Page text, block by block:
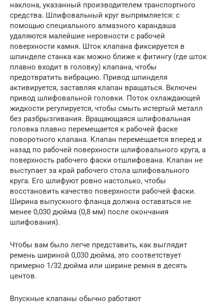
наклона, указанный производителем транспортного
средства. Шлифовальный круг выпрямляется: с
помощью специального алмазного карандаша
удаляются малейшие неровности с рабочей
поверхности камня. Шток клапана фиксируется в
шпинделе станка как можно ближе к фитингу (где шток
плавно входит в головку) клапана, чтобы
предотвратить вибрацию. Привод шпинделя
активируется, заставляя клапан вращаться. Включен
привод шлифовальной головки. Поток охлаждающей
жидкости регулируется, чтобы смыть истертый металл
без разбрызгивания. Вращающаяся шлифовальная
головка плавно перемещается к рабочей фаске
поворотного клапана. Клапан перемещается вперед и
назад по рабочей поверхности шлифовального круга, а
поверхность рабочего фаски отшлифована. Клапан не
выступает за край рабочего стола шлифовального
круга. Его шлифуют ровно настолько, чтобы
восстановить качество поверхности рабочей фаски.
Ширина выпускного фланца должна оставаться не
менее 0,030 дюйма (0,8 мм) после окончания
шлифования).
Чтобы вам было легче представить, как выглядит
ремень шириной 0,030 дюйма, это соответствует
примерно 1/32 дюйма или ширине ремня в десять
центов.
Впускные клапаны обычно работают